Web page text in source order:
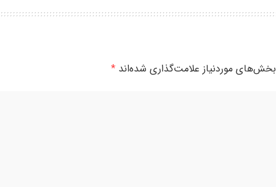
بخش‌های موردنیاز علامت‌گذاری شده‌اند *